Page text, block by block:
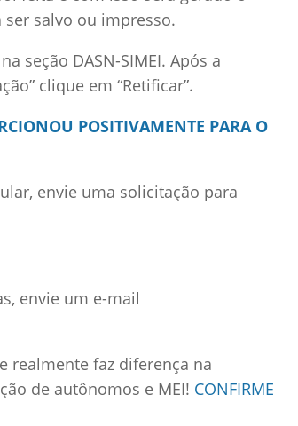
ser salvo ou impresso.
seção DASN-SIMEI. Após a
clique em “Retificar”.
POSITIVAMENTE PARA O
envie uma solicitação para
envie um e-mail
realmente faz diferença na
de autônomos e MEI! CONFIRME